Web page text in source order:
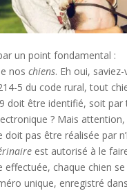
un point fondamental :
nos chiens. Eh oui,
5 du code rural, tout
doit être identifié, soit par
? Mais
doit pas être réalisée par
est autorisé à le
effectuée, chaque chien
unique, enregistré